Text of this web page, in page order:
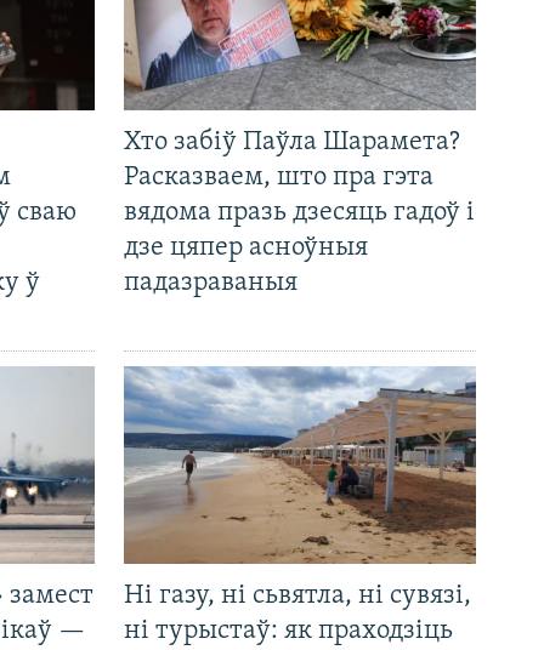
сваю
ў
Хто забіў Паўла Шарамета?
Расказваем, што пра гэта
вядома празь дзесяць гадоў і
дзе цяпер асноўныя
падазраваныя
замест
—
Ні газу, ні сьвятла, ні сувязі,
ні турыстаў: як праходзіць